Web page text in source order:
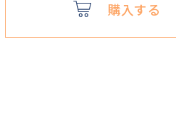
購入する